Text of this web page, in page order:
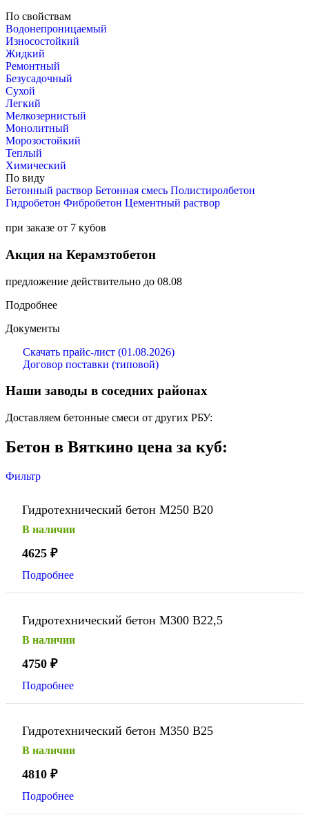
По свойствам
Водонепроницаемый
Износостойкий
Жидкий
Ремонтный
Безусадочный
Сухой
Легкий
Мелкозернистый
Монолитный
Морозостойкий
Теплый
Химический
По виду
Бетонный раствор Бетонная смесь Полистиролбетон
Гидробетон Фибробетон Цементный раствор
при заказе от 7 кубов
Акция на Керамзтобетон
предложение действительно до 08.08
Подробнее
Документы
Скачать прайс-лист (01.08.2026)
Договор поставки (типовой)
Наши заводы в соседних районах
Доставляем бетонные смеси от других РБУ:
Бетон в Вяткино цена за куб:
Фильтр
Гидротехнический бетон М250 В20
В наличии
4625 ₽
Подробнее
Гидротехнический бетон М300 В22,5
В наличии
4750 ₽
Подробнее
Гидротехнический бетон М350 В25
В наличии
4810 ₽
Подробнее